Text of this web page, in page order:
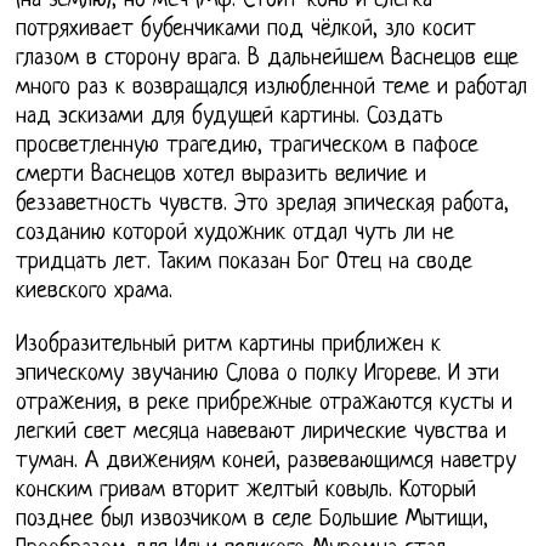
потряхивает бубенчиками под чёлкой, зло косит
глазом в сторону врага. В дальнейшем Васнецов еще
много раз к возвращался излюбленной теме и работал
над эскизами для будущей картины. Создать
просветленную трагедию, трагическом в пафосе
смерти Васнецов хотел выразить величие и
беззаветность чувств. Это зрелая эпическая работа,
созданию которой художник отдал чуть ли не
тридцать лет. Таким показан Бог Отец на своде
киевского храма.
Изобразительный ритм картины приближен к
эпическому звучанию Слова о полку Игореве. И эти
отражения, в реке прибрежные отражаются кусты и
легкий свет месяца навевают лирические чувства и
туман. А движениям коней, развевающимся наветру
конским гривам вторит желтый ковыль. Который
позднее был извозчиком в селе Большие Мытищи,